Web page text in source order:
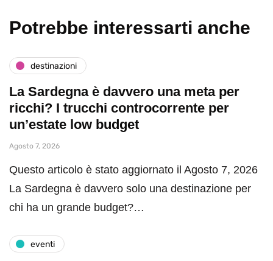
Potrebbe interessarti anche
destinazioni
La Sardegna è davvero una meta per
ricchi? I trucchi controcorrente per
un’estate low budget
Agosto 7, 2026
Questo articolo è stato aggiornato il Agosto 7, 2026
La Sardegna è davvero solo una destinazione per
chi ha un grande budget?…
eventi